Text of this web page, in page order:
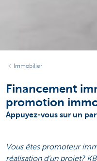
Immobilier
Financement
promotion
Appuyez-vous sur un
Vous êtes promoteur
réalisation d’un projet?